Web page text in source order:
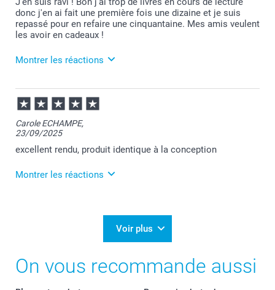
donc j'en ai fait une première fois une dizaine et je suis
repassé pour en refaire une cinquantaine. Mes amis veulent
les avoir en cadeaux !
Montrer les réactions
26/11/2025
07:53
Bonjour Olivier,
Je vous remercie pour votre commande et je suis
heureuse que vous appréciez nos marque-page.
Quel plaisir pour nous d'apprendre leur succès
auprès de vos amis.
Merci pour votre confiance envers nos services.
Carole ECHAMPE,
23/09/2025
excellent rendu, produit identique à la conception
Montrer les réactions
Nous veillons à vous offrir une plateforme sérieuse
Voir plus
On vous recommande aussi